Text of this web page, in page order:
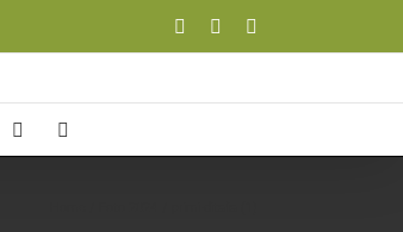
FacebookYouTube